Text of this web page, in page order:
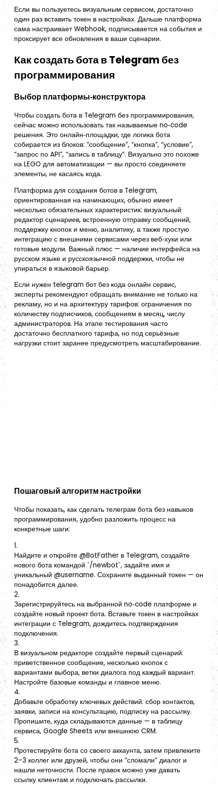
Если вы пользуетесь визуальным сервисом, достаточно
один раз вставить токен в настройках. Дальше платформа
сама настраивает Webhook, подписывается на события и
проксирует все обновления в ваши сценарии.
Как создать бота в Telegram без
программирования
Выбор платформы‑конструктора
Чтобы создать бота в Telegram без программирования,
сейчас можно использовать так называемые no‑code
решения. Это онлайн‑площадки, где логика бота
собирается из блоков: “сообщение”, “кнопка”, “условие”,
“запрос по API”, “запись в таблицу”. Визуально это похоже
на LEGO для автоматизации — вы просто соединяете
элементы, не касаясь кода.
Платформа для создания ботов в Telegram,
ориентированная на начинающих, обычно имеет
несколько обязательных характеристик: визуальный
редактор сценариев, встроенную отправку сообщений,
поддержку кнопок и меню, аналитику, а также простую
интеграцию с внешними сервисами через веб‑хуки или
готовые модули. Важный плюс — наличие интерфейса на
русском языке и русскоязычной поддержки, чтобы не
упираться в языковой барьер.
Если нужен telegram бот без кода онлайн сервис,
эксперты рекомендуют обращать внимание не только на
рекламу, но и на архитектуру тарифов: ограничения по
количеству подписчиков, сообщениям в месяц, числу
администраторов. На этапе тестирования часто
достаточно бесплатного тарифа, но под серьёзные
нагрузки стоит заранее предусмотреть масштабирование.
Пошаговый алгоритм настройки
Чтобы показать, как сделать телеграм бота без навыков
программирования, удобно разложить процесс на
конкретные шаги:
1.
Найдите и откройте @BotFather в Telegram, создайте
нового бота командой `/newbot`, задайте имя и
уникальный @username. Сохраните выданный токен — он
понадобится далее.
2.
Зарегистрируйтесь на выбранной no‑code платформе и
создайте новый проект бота. Вставьте токен в настройках
интеграции с Telegram, дождитесь подтверждения
подключения.
3.
В визуальном редакторе создайте первый сценарий:
приветственное сообщение, несколько кнопок с
вариантами выбора, ветки диалога под каждый вариант.
Настройте базовые команды и главное меню.
4.
Добавьте обработку ключевых действий: сбор контактов,
заявки, записи на консультацию, подписку на рассылку.
Пропишите, куда складываются данные — в таблицу
сервиса, Google Sheets или внешнюю CRM.
5.
Протестируйте бота со своего аккаунта, затем привлеките
2–3 коллег или друзей, чтобы они “сломали” диалог и
нашли неточности. После правок можно уже давать
ссылку клиентам и подключать рассылки.